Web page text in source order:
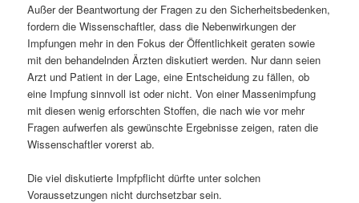
Außer der Beantwortung der Fragen zu den Sicherheitsbedenken,
fordern die Wissenschaftler, dass die Nebenwirkungen der
Impfungen mehr in den Fokus der Öffentlichkeit geraten sowie
mit den behandelnden Ärzten diskutiert werden. Nur dann seien
Arzt und Patient in der Lage, eine Entscheidung zu fällen, ob
eine Impfung sinnvoll ist oder nicht. Von einer Massenimpfung
mit diesen wenig erforschten Stoffen, die nach wie vor mehr
Fragen aufwerfen als gewünschte Ergebnisse zeigen, raten die
Wissenschaftler vorerst ab.
Die viel diskutierte Impfpflicht dürfte unter solchen
Voraussetzungen nicht durchsetzbar sein.